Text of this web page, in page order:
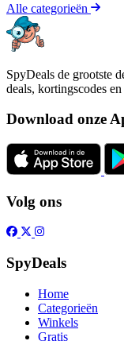
Alle categorieën
SpyDeals de grootste
deals, kortingscodes
Download onze
Volg ons
SpyDeals
Home
Categorieën
Winkels
Gratis